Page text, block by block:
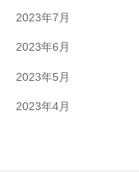
2023年7月
2023年6月
2023年5月
2023年4月